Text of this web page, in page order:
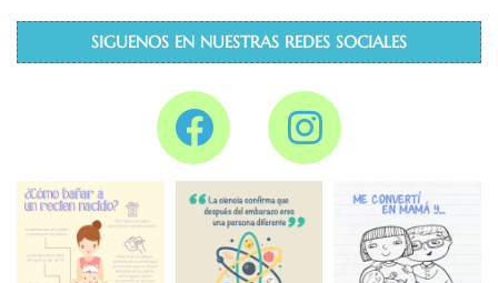
SIGUENOS EN NUESTRAS REDES SOCIALES